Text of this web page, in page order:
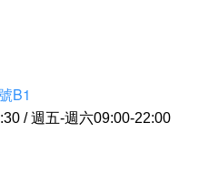
B1
/ 週五-週六09:00-22:00